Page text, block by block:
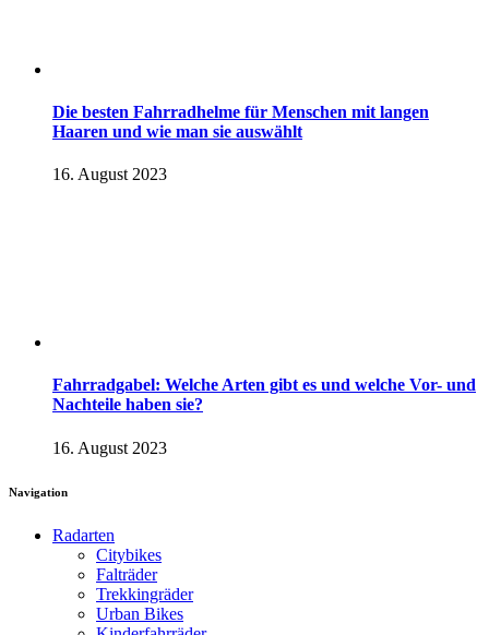
Die besten Fahrradhelme für Menschen mit langen
Haaren und wie man sie auswählt
16. August 2023
Fahrradgabel: Welche Arten gibt es und welche Vor- und
Nachteile haben sie?
16. August 2023
Navigation
Radarten
Citybikes
Falträder
Trekkingräder
Urban Bikes